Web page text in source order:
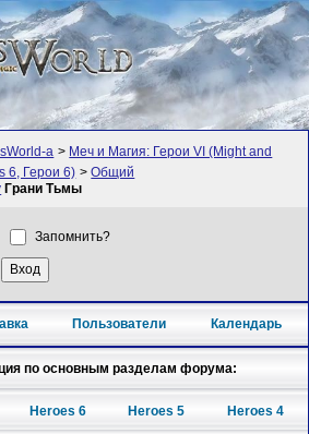
а > Меч и Магия: Герои VI (Might and
6, Герои 6) >Общий
Грани Тьмы
Запомнить?
Пользователи Календарь
по основным разделам форума:
Heroes 6 Heroes 5 Heroes 4